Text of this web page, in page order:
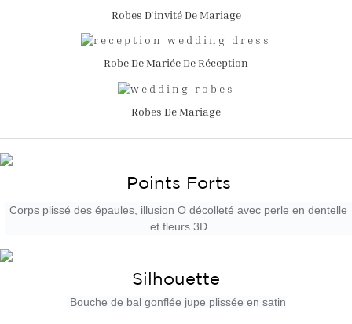
Robes D'invité De Mariage
Robe De Mariée De Réception
Robes De Mariage
Points Forts
Corps plissé des épaules, illusion O décolleté avec perle en dentelle
et fleurs 3D
Silhouette
Bouche de bal gonflée jupe plissée en satin